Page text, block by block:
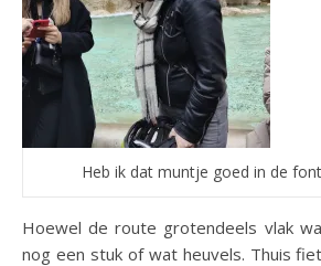
Heb ik dat muntje goed in de
Hoewel de route grotendeels vlak
nog een stuk of wat heuvels. Thuis